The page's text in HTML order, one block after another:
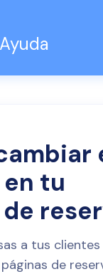
Contacto
tu
a tus clientes
de